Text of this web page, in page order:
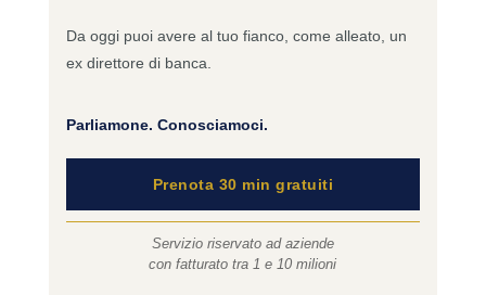
Da oggi puoi avere al tuo fianco, come alleato, un
ex direttore di banca.
Parliamone. Conosciamoci.
Prenota 30 min gratuiti
Servizio riservato ad aziende
con fatturato tra 1 e 10 milioni